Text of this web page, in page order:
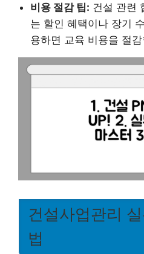
비용 절감 팁: 건설 관련
는 할인 혜택이나 장기
용하면 교육 비용을 절
건설사업관리
법